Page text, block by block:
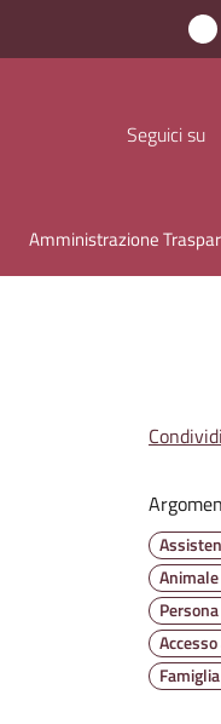
Seguici su
Amministrazione
Condividi